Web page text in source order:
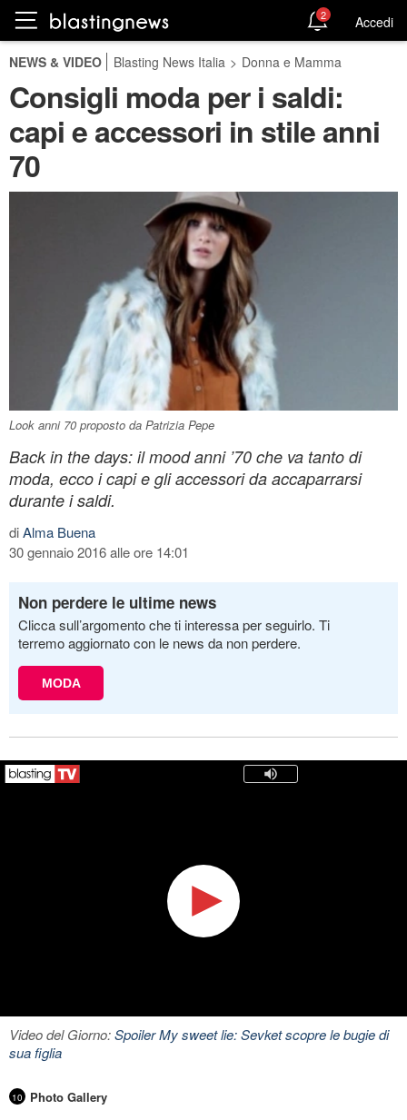
2 Accedi
NEWS & VIDEO Blasting News Italia > Donna e Mamma
Consigli moda per i saldi:
capi e accessori in stile anni
70
Look anni 70 proposto da Patrizia Pepe
Back in the days: il mood anni ’70 che va tanto di
moda, ecco i capi e gli accessori da accaparrarsi
durante i saldi.
diAlma Buena
30 gennaio 2016 alle ore 14:01
Non perdere le ultime news
Clicca sull’argomento che ti interessa per seguirlo. Ti
terremo aggiornato con le news da non perdere.
MODA
Video del Giorno:Spoiler My sweet lie: Sevket scopre le bugie di
sua figlia
10 Photo Gallery